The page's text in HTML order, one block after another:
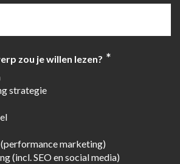
zou je willen lezen? *
strategie
marketing)
(incl. SEO en social media)